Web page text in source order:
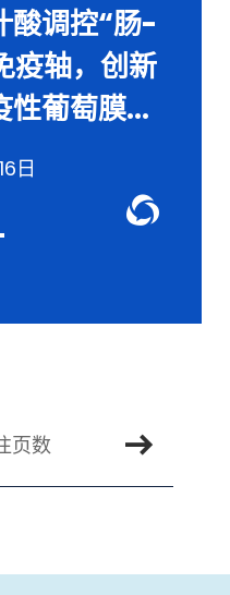
酸调控“肠-
疫轴，创新
性葡萄膜...
日
前往页数